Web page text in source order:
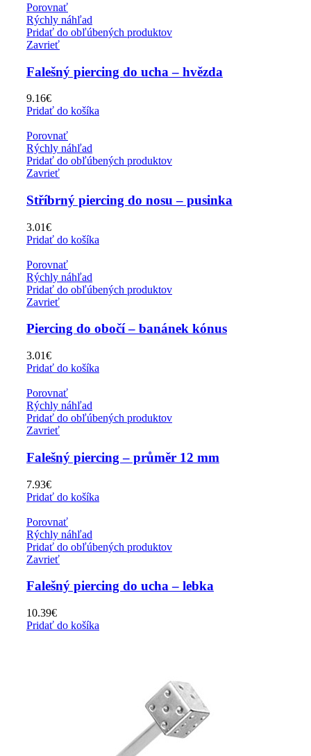
Porovnať
Rýchly náhľad
Pridať do obľúbených produktov
Zavrieť
Falešný piercing do ucha – hvězda
9.16€
Pridať do košíka
Porovnať
Rýchly náhľad
Pridať do obľúbených produktov
Zavrieť
Stříbrný piercing do nosu – pusinka
3.01€
Pridať do košíka
Porovnať
Rýchly náhľad
Pridať do obľúbených produktov
Zavrieť
Piercing do obočí – banánek kónus
3.01€
Pridať do košíka
Porovnať
Rýchly náhľad
Pridať do obľúbených produktov
Zavrieť
Falešný piercing – průměr 12 mm
7.93€
Pridať do košíka
Porovnať
Rýchly náhľad
Pridať do obľúbených produktov
Zavrieť
Falešný piercing do ucha – lebka
10.39€
Pridať do košíka